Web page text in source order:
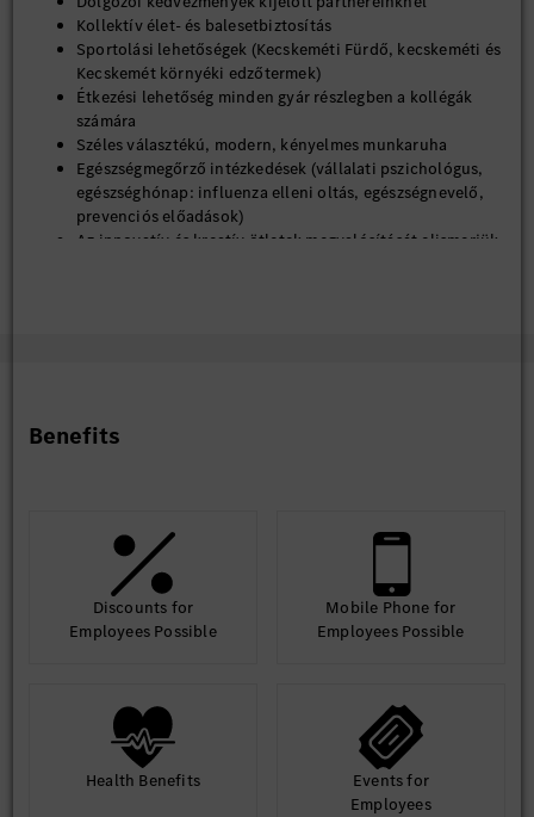
Kollektív élet- és balesetbiztosítás
Sportolási lehetőségek (Kecskeméti Fürdő, kecskeméti és
Kecskemét környéki edzőtermek)
Étkezési lehetőség minden gyár részlegben a kollégák
számára
Széles választékú, modern, kényelmes munkaruha
Egészségmegőrző intézkedések (vállalati pszichológus,
egészséghónap: influenza elleni oltás, egészségnevelő,
prevenciós előadások)
Az innovatív és kreatív ötletek megvalósítását elismerjük
csomag - ezeket biztosítja számodra a kecskeméti Mercedes-
Amennyiben hirdetésünk felkeltette érdeklődésed, regisztrálj
jelölti adatbázisunkba és töltsd fel szakmai önéletrajzod!
Benefits
Discounts for
Employees Possible
Mobile Phone for
Employees Possible
Health Benefits
Events for
Employees